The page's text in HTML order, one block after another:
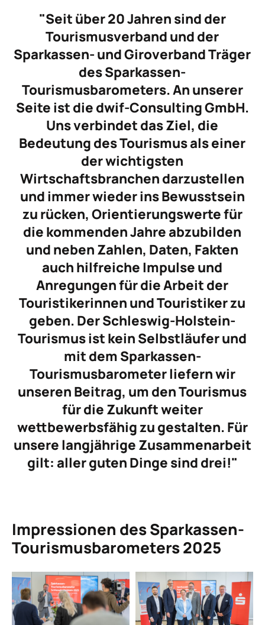
"Seit über 20 Jahren sind der
Tourismusverband und der
Sparkassen- und Giroverband Träger
des Sparkassen-
Tourismusbarometers. An unserer
Seite ist die dwif-Consulting GmbH.
Uns verbindet das Ziel, die
Bedeutung des Tourismus als einer
der wichtigsten
Wirtschaftsbranchen darzustellen
und immer wieder ins Bewusstsein
zu rücken, Orientierungswerte für
die kommenden Jahre abzubilden
und neben Zahlen, Daten, Fakten
auch hilfreiche Impulse und
Anregungen für die Arbeit der
Touristikerinnen und Touristiker zu
geben. Der Schleswig-Holstein-
Tourismus ist kein Selbstläufer und
mit dem Sparkassen-
Tourismusbarometer liefern wir
unseren Beitrag, um den Tourismus
für die Zukunft weiter
wettbewerbsfähig zu gestalten. Für
unsere langjährige Zusammenarbeit
gilt: aller guten Dinge sind drei!"
Impressionen des Sparkassen-
Tourismusbarometers 2025